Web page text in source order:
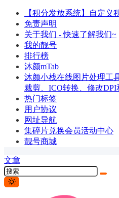
【积分发放系统】自定义
免责声明
关于我们 - 快速了解我们~
我的靓号
排行榜
沐颜mTab
沐颜小栈在线图片处理工
裁剪、ICO转换、修改DPI
热门标签
用户协议
网址导航
集碎片兑换会员活动中心
靓号商城
文章